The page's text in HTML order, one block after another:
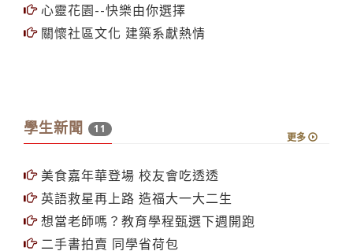
心靈花園--快樂由你選擇
關懷社區文化 建築系獻熱情
學生新聞 11
更多
美食嘉年華登場 校友會吃透透
英語救星再上路 造福大一大二生
想當老師嗎？教育學程甄選下週開跑
二手書拍賣 同學省荷包